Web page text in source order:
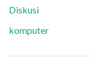
Diskusi
komputer